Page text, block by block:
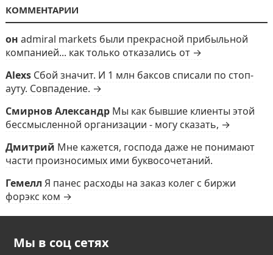
КОММЕНТАРИИ
он admiral markets были прекрасной прибыльной
компанией... как только отказались от →
Alexs Сбой значит. И 1 млн баксов списали по стоп-
ауту. Совпадение. →
Смирнов Александр Мы как бывшие клиенты этой
бессмысленной организации - могу сказать, →
Дмитрий Мне кажется, господа даже не понимают
части произносимых ими буквосочетаний.
Гемелл Я панес расходы на заказ колег с биржи
форэкс ком →
Мы в соц сетях